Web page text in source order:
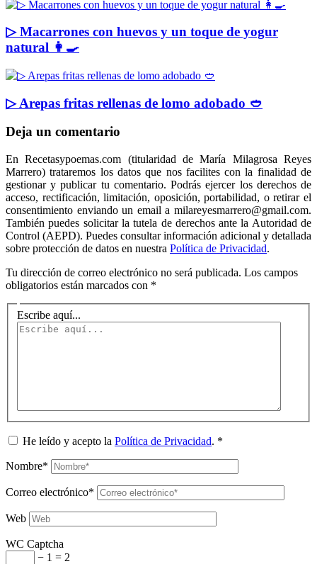
▷ Macarrones con huevos y un toque de yogur
natural 👩‍🍳
▷ Arepas fritas rellenas de lomo adobado 🥙
Deja un comentario
En Recetasypoemas.com (titularidad de María Milagrosa Reyes
Marrero) trataremos los datos que nos facilites con la finalidad de
gestionar y publicar tu comentario. Podrás ejercer los derechos de
acceso, rectificación, limitación, oposición, portabilidad, o retirar el
consentimiento enviando un email a milareyesmarrero@gmail.com.
También puedes solicitar la tutela de derechos ante la Autoridad de
Control (AEPD). Puedes consultar información adicional y detallada
sobre protección de datos en nuestra Política de Privacidad.
Tu dirección de correo electrónico no será publicada. Los campos
obligatorios están marcados con *
Escribe aquí...
He leído y acepto la Política de Privacidad. *
Nombre*
Correo electrónico*
Web
WC Captcha
− 1 = 2